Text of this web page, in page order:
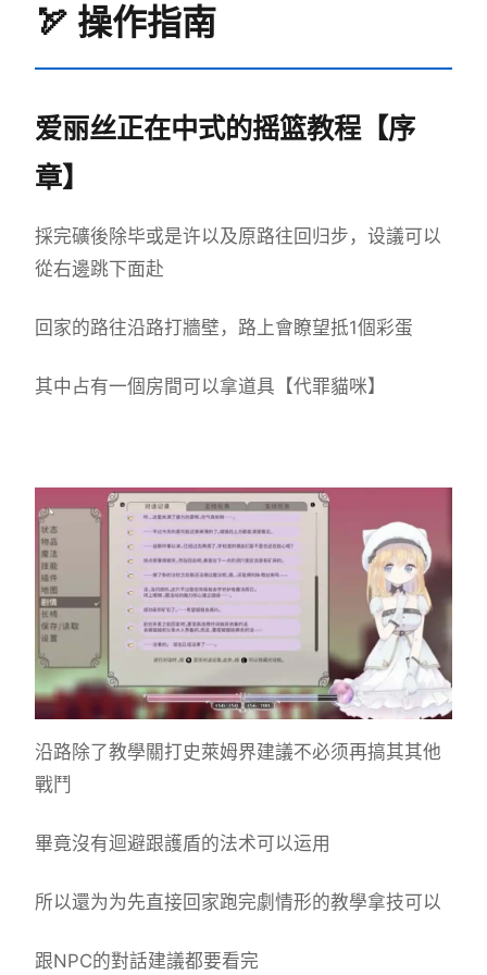
🏹 操作指南
爱丽丝正在中式的摇篮教程【序
章】
採完礦後除毕或是许以及原路往回归步，设議可以
從右邊跳下面赴
回家的路往沿路打牆壁，路上會瞭望抵1個彩蛋
其中占有一個房間可以拿道具【代罪貓咪】
沿路除了教學關打史萊姆界建議不必须再搞其其他
戰鬥
畢竟沒有迴避跟護盾的法术可以运用
所以還为为先直接回家跑完劇情形的教學拿技可以
跟NPC的對話建議都要看完